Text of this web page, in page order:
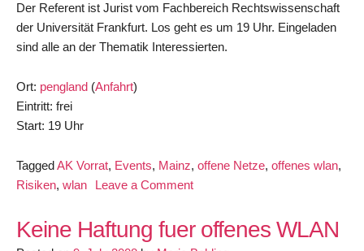
Der Referent ist Jurist vom Fachbereich Rechtswissenschaft
der Universität Frankfurt. Los geht es um 19 Uhr. Eingeladen
sind alle an der Thematik Interessierten.
Ort: pengland (Anfahrt)
Eintritt: frei
Start: 19 Uhr
TaggedAK Vorrat, Events, Mainz, offene Netze, offenes wlan,
Risiken, wlan Leave a Commenton
zum
Keine Haftung fuer offenes WLAN